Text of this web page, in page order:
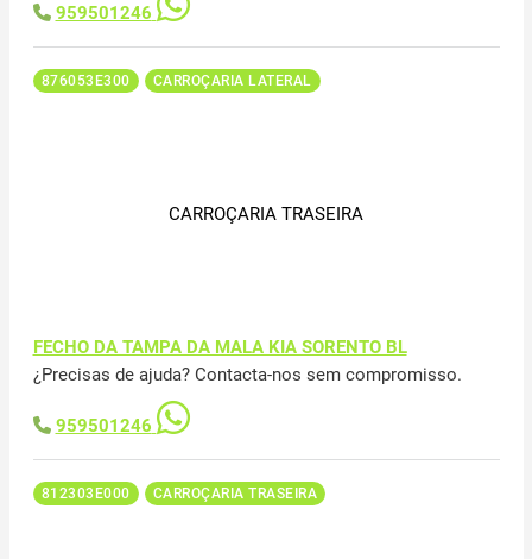
959501246
876053E300 CARROÇARIA LATERAL
CARROÇARIA TRASEIRA
FECHO DA TAMPA DA MALA KIA SORENTO BL
¿Precisas de ajuda? Contacta-nos sem compromisso.
959501246
812303E000 CARROÇARIA TRASEIRA